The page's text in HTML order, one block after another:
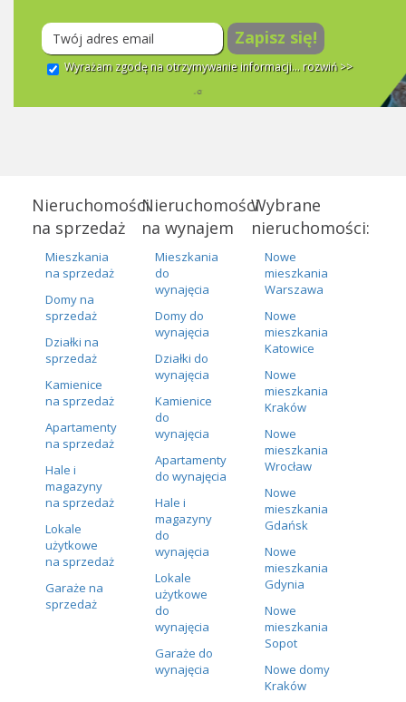
Zapisz się!
Wyrażam zgodę na otrzymywanie informacji... rozwiń >>
Nieruchomości
na sprzedaż
Mieszkania
na sprzedaż
Domy na
sprzedaż
Działki na
sprzedaż
Kamienice
na sprzedaż
Apartamenty
na sprzedaż
Hale i
magazyny
na sprzedaż
Lokale
użytkowe
na sprzedaż
Garaże na
sprzedaż
Nieruchomości
na wynajem
Mieszkania
do
wynajęcia
Domy do
wynajęcia
Działki do
wynajęcia
Kamienice
do
wynajęcia
Apartamenty
do wynajęcia
Hale i
magazyny
do
wynajęcia
Lokale
użytkowe
do
wynajęcia
Garaże do
wynajęcia
Wybrane
nieruchomości:
Nowe
mieszkania
Warszawa
Nowe
mieszkania
Katowice
Nowe
mieszkania
Kraków
Nowe
mieszkania
Wrocław
Nowe
mieszkania
Gdańsk
Nowe
mieszkania
Gdynia
Nowe
mieszkania
Sopot
Nowe domy
Kraków